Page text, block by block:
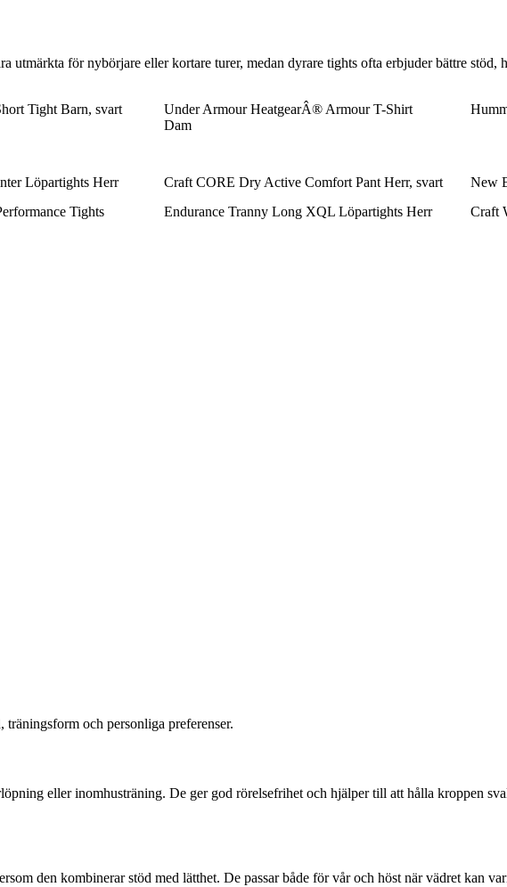
för nybörjare eller kortare turer, medan dyrare tights ofta erbjuder bättre stöd,
Tight Barn, svart
Under Armour HeatgearÂ® Armour T-Shirt
Dam
Löpartights Herr Craft CORE Dry Active Comfort Pant Herr, svart
New
Tights
Endurance Tranny Long XQL Löpartights Herr Craft
och personliga preferenser.
eller inomhusträning. De ger god rörelsefrihet och hjälper till att hålla kroppen
den kombinerar stöd med lätthet. De passar både för vår och höst när vädret kan